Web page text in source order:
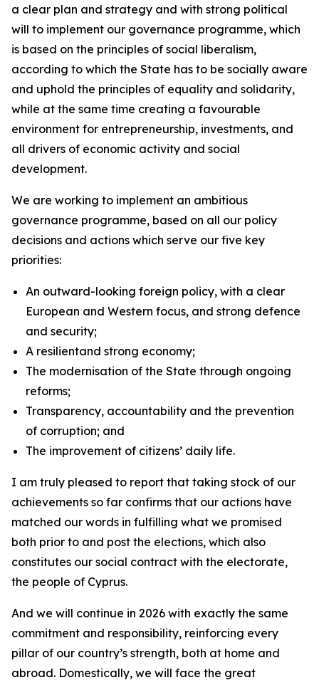
a clear plan and strategy and with strong political
will to implement our governance programme, which
is based on the principles of social liberalism,
according to which the State has to be socially aware
and uphold the principles of equality and solidarity,
while at the same time creating a favourable
environment for entrepreneurship, investments, and
all drivers of economic activity and social
development.
We are working to implement an ambitious
governance programme, based on all our policy
decisions and actions which serve our five key
priorities:
An outward-looking foreign policy, with a clear
European and Western focus, and strong defence
and security;
A resilientand strong economy;
The modernisation of the State through ongoing
reforms;
Transparency, accountability and the prevention
of corruption; and
The improvement of citizens’ daily life.
I am truly pleased to report that taking stock of our
achievements so far confirms that our actions have
matched our words in fulfilling what we promised
both prior to and post the elections, which also
constitutes our social contract with the electorate,
the people of Cyprus.
And we will continue in 2026 with exactly the same
commitment and responsibility, reinforcing every
pillar of our country’s strength, both at home and
abroad. Domestically, we will face the great